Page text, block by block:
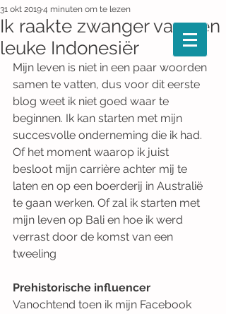
Ik raakte zwanger van een
leuke Indonesiër
31 okt 20194 minuten om te lezen
Mijn leven is niet in een paar woorden
samen te vatten, dus voor dit eerste
blog weet ik niet goed waar te
beginnen. Ik kan starten met mijn
succesvolle onderneming die ik had.
Of het moment waarop ik juist
besloot mijn carrière achter mij te
laten en op een boerderij in Australië
te gaan werken. Of zal ik starten met
mijn leven op Bali en hoe ik werd
verrast door de komst van een
tweeling
Prehistorische influencer
Vanochtend toen ik mijn Facebook